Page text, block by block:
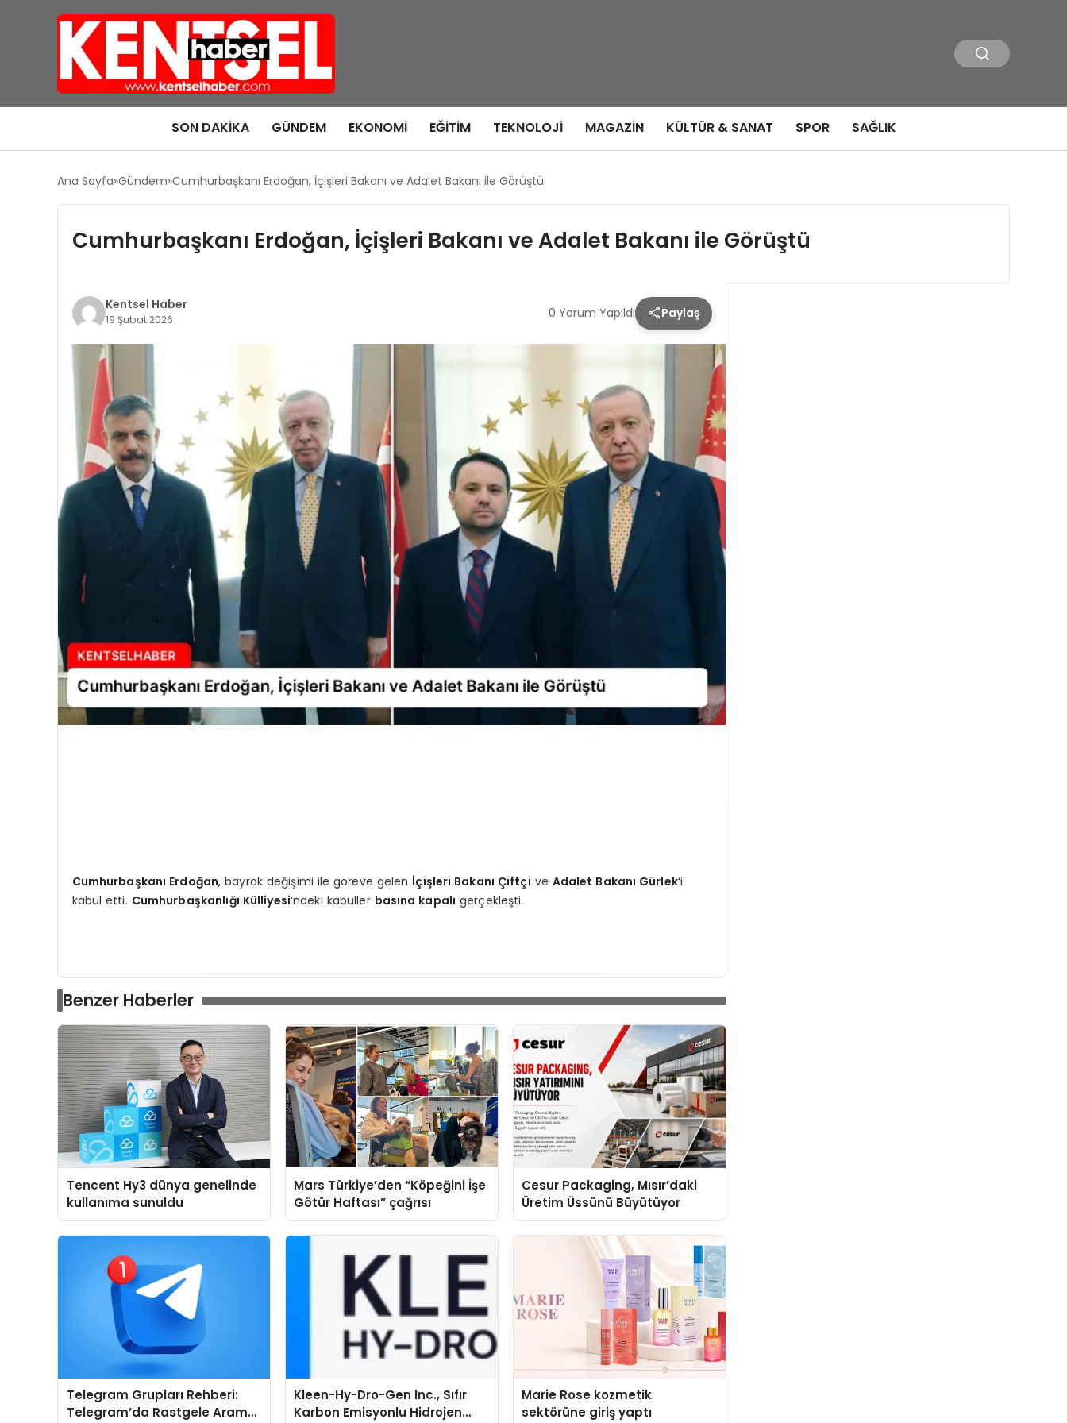
SON DAKIKA GÜNDEM EKONOMI EĞITIM TEKNOLOJI MAGAZIN KÜLTÜR & SANAT SPOR SAĞLIK
Ana Sayfa Gündem Cumhurbaşkanı Erdoğan, İçişleri Bakanı ve Adalet Bakanı ile Görüştü
Cumhurbaşkanı Erdoğan, İçişleri Bakanı ve Adalet Bakanı ile Görüştü
Kentsel Haber
19 Şubat 2026 0 Yorum Yapıldı Paylaş
Cumhurbaşkanı Erdoğan, bayrak değişimi ile göreve gelen İçişleri Bakanı Çiftçi ve Adalet Bakanı Gürlek‘i
kabul etti. Cumhurbaşkanlığı Külliyesi‘ndeki kabuller basına kapalı gerçekleşti.
Benzer Haberler
Tencent Hy3 dünya genelinde
kullanıma sunuldu
Mars Türkiye’den “Köpeğini İşe
Götür Haftası” çağrısı
Cesur Packaging, Mısır’daki
Üretim Üssünü Büyütüyor
Telegram Grupları Rehberi:
Telegram’da Rastgele Arama
Kleen-Hy-Dro-Gen Inc., Sıfır
Karbon Emisyonlu Hidrojen
Marie Rose kozmetik
sektörüne giriş yaptı